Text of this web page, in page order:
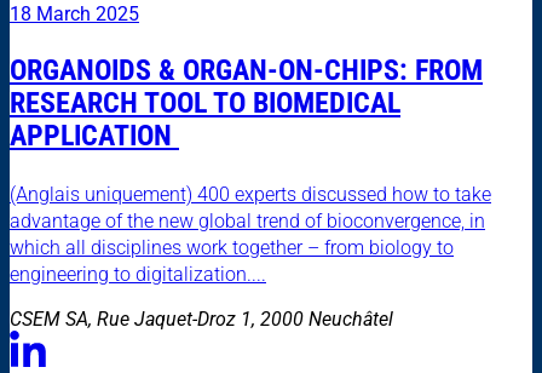
18 March 2025
ORGANOIDS & ORGAN-ON-CHIPS: FROM
RESEARCH TOOL TO BIOMEDICAL
APPLICATION
(Anglais uniquement) 400 experts discussed how to take
advantage of the new global trend of bioconvergence, in
which all disciplines work together – from biology to
engineering to digitalization....
CSEM SA, Rue Jaquet-Droz 1, 2000 Neuchâtel